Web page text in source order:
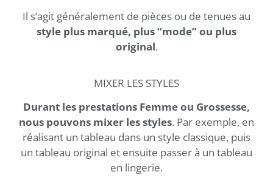
Il s’agit généralement de pièces ou de tenues au
style plus marqué, plus “mode” ou plus
original.
MIXER LES STYLES
Durant les prestations Femme ou Grossesse,
nous pouvons mixer les styles. Par exemple, en
réalisant un tableau dans un style classique, puis
un tableau original et ensuite passer à un tableau
en lingerie.